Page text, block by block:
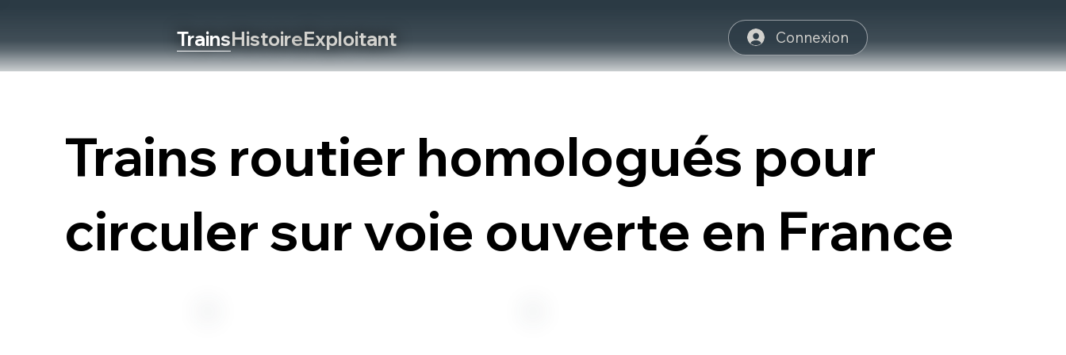
Connexion
TrainsHistoireExploitant
Trains routier homologués pour
circuler sur voie ouverte en France